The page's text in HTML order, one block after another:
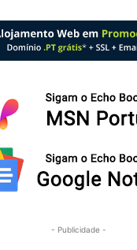
- Publicidade -